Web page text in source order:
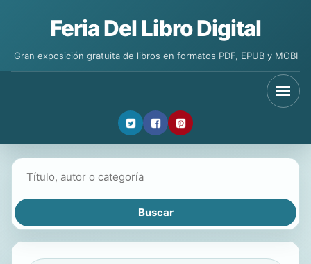
Feria Del Libro Digital
Gran exposición gratuita de libros en formatos PDF, EPUB y MOBI